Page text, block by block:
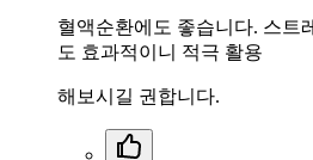
혈액순환에도 좋습니다. 스트
도 효과적이니 적극 활용
해보시길 권합니다.